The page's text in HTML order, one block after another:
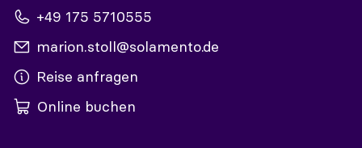
+49 175 5710555
marion.stoll@solamento.de
Reise anfragen
Online buchen